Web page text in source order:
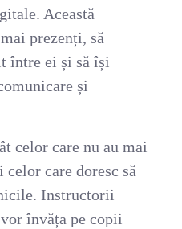
Această
prezenți, să
între ei și să își
și
celor care nu au mai
care doresc să
Instructorii
învăța pe copii